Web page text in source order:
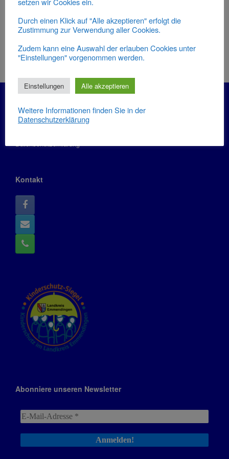
17 Kursstart „Pilates“
Impressum
Kontakt
Abonniere unseren Newsletter
Durch einen Klick auf "Alle akzeptieren" erfolgt die
Zustimmung zur Verwendung aller Cookies.
Zudem kann eine Auswahl der erlauben Cookies unter
"Einstellungen" vorgenommen werden.
Einstellungen Alle akzeptieren
Weitere Informationen finden Sie in der
Datenschutzerklärung